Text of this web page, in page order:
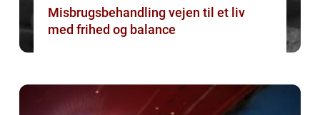
Misbrugsbehandling vejen til et liv
med frihed og balance